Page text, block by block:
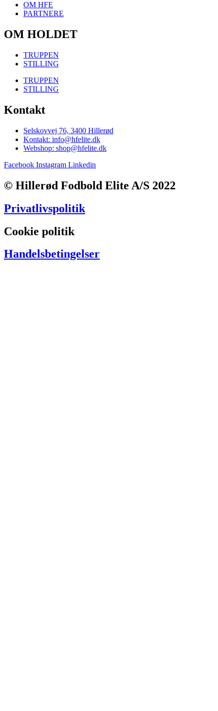
OM HFE
PARTNERE
OM HOLDET
TRUPPEN
STILLING
TRUPPEN
STILLING
Kontakt
Selskovvej 76, 3400 Hillerød
Kontakt: info@hfelite.dk
Webshop: shop@hfelite.dk
Facebook Instagram Linkedin
© Hillerød Fodbold Elite A/S 2022
Privatlivspolitik
Cookie politik
Handelsbetingelser